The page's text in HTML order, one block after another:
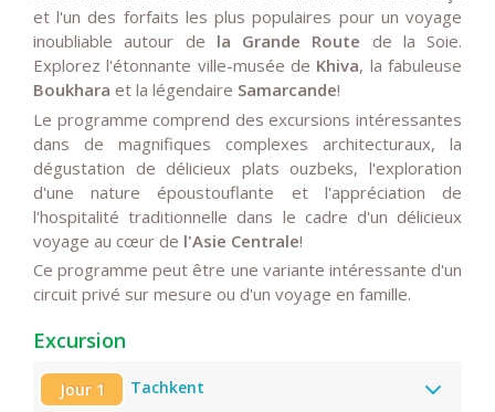
et l'un des forfaits les plus populaires pour un voyage
inoubliable autour de la Grande Route de la Soie.
Explorez l'étonnante ville-musée de Khiva, la fabuleuse
Boukhara et la légendaire Samarcande!
Le programme comprend des excursions intéressantes
dans de magnifiques complexes architecturaux, la
dégustation de délicieux plats ouzbeks, l'exploration
d'une nature époustouflante et l'appréciation de
l'hospitalité traditionnelle dans le cadre d'un délicieux
voyage au cœur de l'Asie Centrale!
Ce programme peut être une variante intéressante d'un
circuit privé sur mesure ou d'un voyage en famille.
Excursion
Jour 1 Tachkent